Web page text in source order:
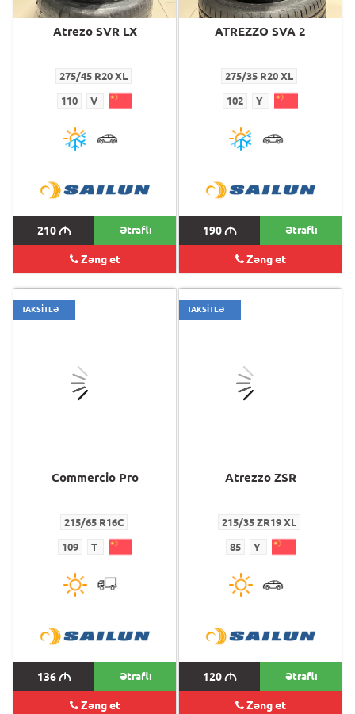
Atrezo SVR LX
275/45 R20 XL
110 V
210M Ətraflı
Zəng et
ATREZZO SVA 2
275/35 R20 XL
102 Y
190M Ətraflı
Zəng et
TAKSİTLƏ
Commercio Pro
215/65 R16C
109 T
136M Ətraflı
Zəng et
TAKSİTLƏ
Atrezzo ZSR
215/35 ZR19 XL
85 Y
120M Ətraflı
Zəng et